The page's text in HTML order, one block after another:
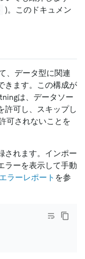
)。このドキュメン
、データ型に関連
きます。この構成が
は、データソー
許可し、スキップし
可されないことを
されます。インポー
ラーを表示して手動
エラーレポート を参